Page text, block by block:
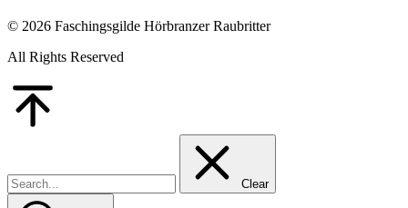
© 2026 Faschingsgilde Hörbranzer Raubritter
All Rights Reserved
Clear